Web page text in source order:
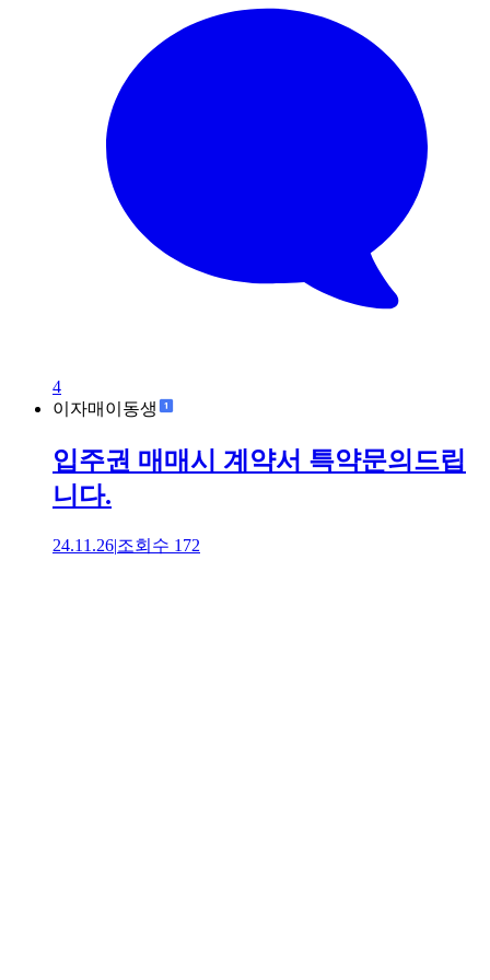
4
이자매이동생
입주권 매매시 계약서 특약문의드립
니다.
24.11.26|조회수 172